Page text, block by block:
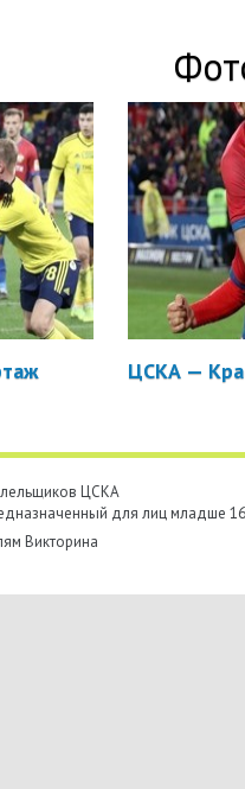
ЦСКА —
ЦСКА
для лиц младше
Викторина